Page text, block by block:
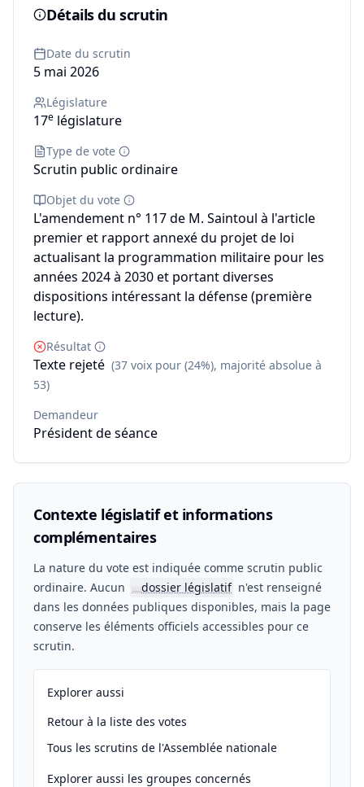
Détails du scrutin
Date du scrutin
5 mai 2026
Législature
17e législature
Type de vote
Scrutin public ordinaire
Objet du vote
L'amendement n° 117 de M. Saintoul à l'article
premier et rapport annexé du projet de loi
actualisant la programmation militaire pour les
années 2024 à 2030 et portant diverses
dispositions intéressant la défense (première
lecture).
Résultat
Texte rejeté (37 voix pour (24%), majorité absolue à
53)
Demandeur
Président de séance
Contexte législatif et informations
complémentaires
La nature du vote est indiquée comme scrutin public
ordinaire. Aucun
📖dossier législatif n'est renseigné
dans les données publiques disponibles, mais la page
conserve les éléments officiels accessibles pour ce
scrutin.
Explorer aussi
Retour à la liste des votes
Tous les scrutins de l'Assemblée nationale
Explorer aussi les groupes concernés